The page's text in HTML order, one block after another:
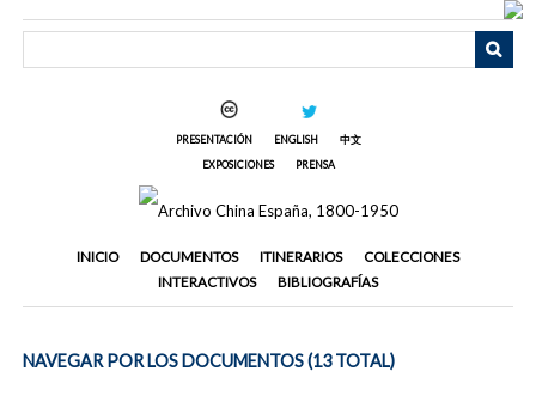
PRESENTACIÓN ENGLISH
中文
EXPOSICIONES
PRENSA
INICIO DOCUMENTOS ITINERARIOS
COLECCIONES
INTERACTIVOS
BIBLIOGRAFÍAS
NAVEGAR POR LOS DOCUMENTOS (13 TOTAL)